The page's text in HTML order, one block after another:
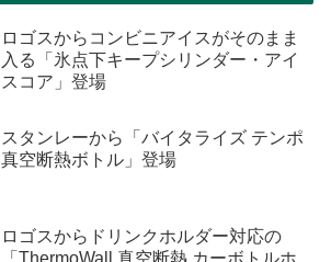
ロゴスからコンビニアイスがそのまま
入る「氷点下キープシリンダー・アイ
スコア」登場
スタンレーから「バイタライズ テンポ
真空断熱ボトル」登場
ロゴスからドリンクホルダー対応の